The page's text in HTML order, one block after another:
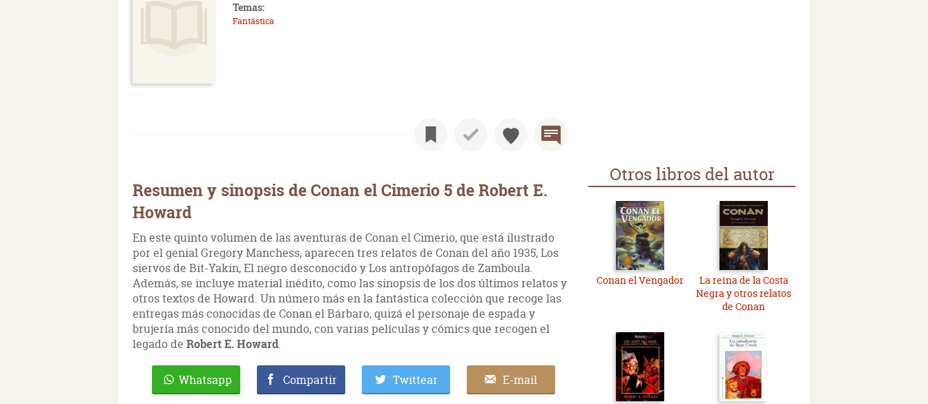
Temas:
Fantástica
Resumen y sinopsis de Conan el Cimerio 5 de Robert E.
Howard
En este quinto volumen de las aventuras de Conan el Cimerio, que está ilustrado
por el genial Gregory Manchess, aparecen tres relatos de Conan del año 1935, Los
siervos de Bit-Yakin, El negro desconocido y Los antropófagos de Zamboula.
Además, se incluye material inédito, como las sinopsis de los dos últimos relatos y
otros textos de Howard. Un número más en la fantástica colección que recoge las
entregas más conocidas de Conan el Bárbaro, quizá el personaje de espada y
brujería más conocido del mundo, con varias películas y cómics que recogen el
legado de Robert E. Howard.
Whatsapp Compartir Twittear E-mail
Otros libros del autor
Conan el Vengador
La reina de la Costa
Negra y otros relatos
de Conan